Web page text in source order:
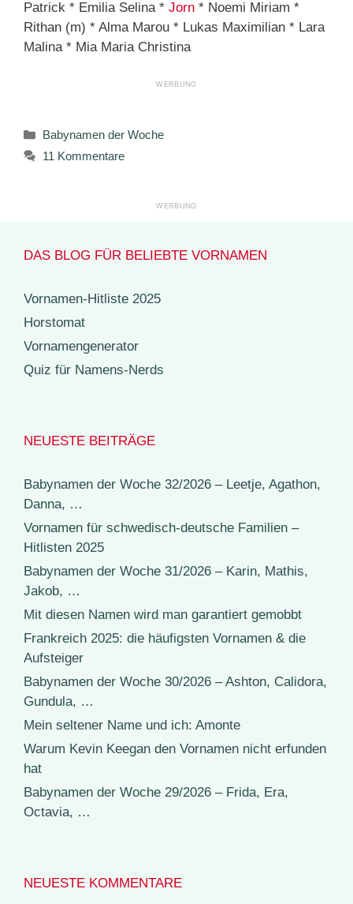
Patrick * Emilia Selina * Jorn * Noemi Miriam *
Rithan (m) * Alma Marou * Lukas Maximilian * Lara
Malina * Mia Maria Christina
Kategorien
Babynamen der Woche
11 Kommentare
DAS BLOG FÜR BELIEBTE VORNAMEN
Vornamen-Hitliste 2025
Horstomat
Vornamengenerator
Quiz für Namens-Nerds
NEUESTE BEITRÄGE
Babynamen der Woche 32/2026 – Leetje, Agathon,
Danna, …
Vornamen für schwedisch-deutsche Familien –
Hitlisten 2025
Babynamen der Woche 31/2026 – Karin, Mathis,
Jakob, …
Mit diesen Namen wird man garantiert gemobbt
Frankreich 2025: die häufigsten Vornamen & die
Aufsteiger
Babynamen der Woche 30/2026 – Ashton, Calidora,
Gundula, …
Mein seltener Name und ich: Amonte
Warum Kevin Keegan den Vornamen nicht erfunden
hat
Babynamen der Woche 29/2026 – Frida, Era,
Octavia, …
NEUESTE KOMMENTARE